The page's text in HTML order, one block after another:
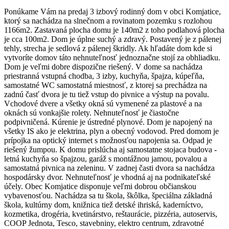
Ponúkame Vám na predaj 3 izbový rodinný dom v obci Komjatice,
ktorý sa nachádza na slnečnom a rovinatom pozemku s rozlohou
1166m2. Zastavaná plocha domu je 140m2 z toho podlahová plocha
je cca 100m2. Dom je úplne suchý a zdravý. Postavený je z pálenej
tehly, strecha je sedlová z pálenej škridly. Ak hľadáte dom kde si
vytvoríte domov táto nehnuteľnosť jednoznačne stojí za obhliadku.
Dom je veľmi dobre dispozične riešený. V dome sa nachádza
priestranná vstupná chodba, 3 izby, kuchyňa, špajza, kúpeľňa,
samostatné WC samostatná miestnosť, z ktorej sa prechádza na
zadnú časť dvora je tu tiež vstup do pivnice a výstup na povalu.
Vchodové dvere a všetky okná sú vymenené za plastové a na
oknách sú vonkajšie rolety. Nehnuteľnosť je čiastočne
podpivničená. Kúrenie je ústredné plynové. Dom je napojený na
všetky IS ako je elektrina, plyn a obecný vodovod. Pred domom je
prípojka na optický internet s možnosťou napojenia sa. Odpad je
riešený žumpou. K domu prislúcha aj samostatne stojaca budova -
letná kuchyňa so špajzou, garáž s montážnou jamou, povalou a
samostatná pivnica na zeleninu. V zadnej časti dvora sa nachádza
hospodársky dvor. Nehnuteľnosť je vhodná aj na podnikateľské
účely. Obec Komjatice disponuje veľmi dobrou občianskou
vybavenosťou. Nachádza sa tu škola, škôlka, špeciálna základná
škola, kultúrny dom, knižnica tiež detské ihriská, kaderníctvo,
kozmetika, drogéria, kvetinárstvo, reštaurácie, pizzéria, autoservis,
COOP Jednota, Tesco, stavebniny, elektro centrum, zdravotné